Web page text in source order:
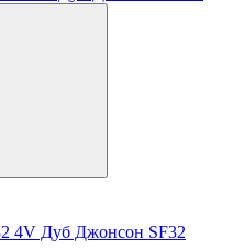
4V Дуб Джонсон SF32